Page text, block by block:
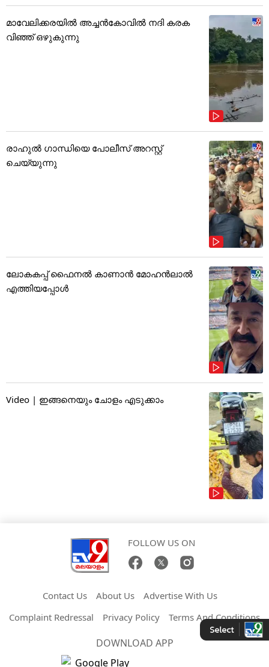
മാവേലിക്കരയിൽ അച്ചൻകോവിൽ നദി കരക
വിഞ്ഞ് ഒഴുകുന്നു
രാഹുൽ ഗാന്ധിയെ പോലീസ് അറസ്റ്റ്
ചെയ്യുന്നു
ലോകകപ്പ് ഫൈനൽ കാണാൻ മോഹൻലാൽ
എത്തിയപ്പോൾ
Video | ഇങ്ങനെയും ചോളം എടുക്കാം
FOLLOW US ON
Contact Us About Us
Advertise With Us
Complaint Redressal
Privacy Policy Terms And Conditions
DOWNLOAD APP